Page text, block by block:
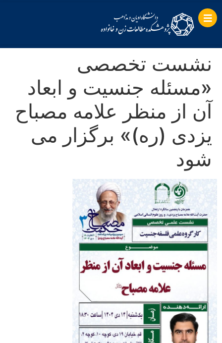
نشست تخصصی
«مسئله جنسیت و ابعاد
آن از منظر علامه مصباح
یزدی (ره)» برگزار می
شود